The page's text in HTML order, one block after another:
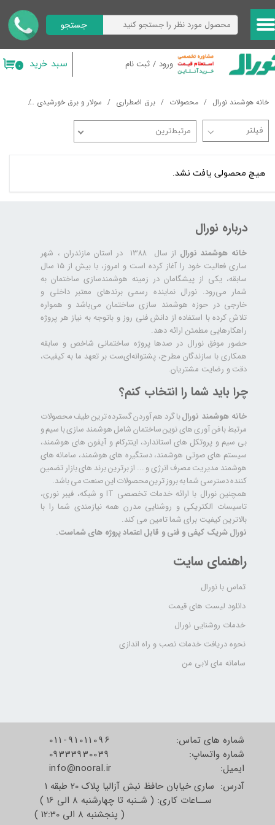
ورود / ثبت نام
حساب کاربری من
تغییر گذر واژه
خروج از حساب کاربری
جستجو
۰ سبد خرید
خانه هوشمند نورال محصولات برق اضطراری سولار و برق خورشیدی
مرتبط‌ترین
هیچ محصولی یافت نشد.
درباره نورال
خانه هوشمند نورال
از سال ۱۳۸۸ در استان مازندران ، شهر
ساری فعالیت خود را آغاز کرده است و امروز، با بیش از ۱۵ سال
سابقه، یکی از پیشگامان در زمینه هوشمندسازی ساختمان به
شمار می‌رود. نورال نماینده رسمی برندهای معتبر داخلی و
خارجی در حوزه هوشمند سازی ساختمان می‌باشد و همواره
تلاش کرده با استفاده از دانش فنی روز و باتوجه به نیاز هر پروژه
راهکارهایی مطمئن ارائه دهد.
حضور موفق نورال در صدها پروژه‌ ساختمانی شاخص و سابقه
همکاری با سازندگان مطرح، پشتوانه‌ای‌ست بر تعهد ما به کیفیت،
دقت و رضایت مشتریان.
راهنمای سایت
تماس با نورال
دانلود لیست های قیمت
خدمات روشنایی نورال
نحوه دریافت خدمات نصب و راه اندازی
سامانه مای لابی من
چرا باید شما را انتخاب کنم؟
خانه هوشمند نورالبا گرد هم آوردن گسترده ترین طیف محصولات
مرتبط با فن آوری های نوین ساختمان شامل هوشمند سازی با سیم و
بی سیم و پروتکل های استاندارد، اینترکام و آیفون های هوشمند،
سیستم های صوتی هوشمند، دستگیره های هوشمند، سامانه های
هوشمند مدیریت مصرف انرژی و ... از برترین برند های بازار تضمین
کننده دسترسی شما به بروز ترین محصولات این صنعت می باشد.
همچنین نورال با ارائه خدمات تخصصی IT و شبکه، فیبر نوری،
تاسیسات الکتریکی و روشنایی مدرن همه نیازمندی شما را با
بالاترین کیفیت برای شما تامین می کند.
نورال شریک کیفی و فنی و قابل اعتماد پروژه های شماست.
شماره های تماس:
شماره واتساپ:
​​​​​​​ایمیل:
011-91011096
09333930039
info@nooral.ir
آدرس: ساری خیابان حافظ نبش آزالیا پلاک 20 طبقه 1
ســاعات کاری: ( شـنبه تا چهارشنبه 8 الی 16 )
( پنجشنبه 8 الی 12:30 )